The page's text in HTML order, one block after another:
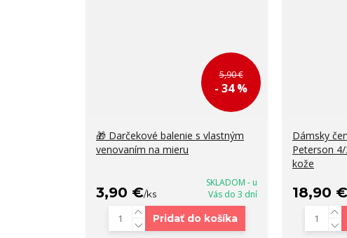
5,90 €
- 34 %
🎁 Darčekové balenie s vlastným
venovaním na mieru
3,90 €/ks
SKLADOM - u
Vás do 3 dní
Pridať do košíka
Dámsky
Peterson
kože
18,90 €